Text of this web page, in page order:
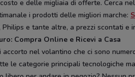
e delle migliaia di offerte. Cerca
i prodotti delle migliori marche:
Philips e tante altre, a prezzi scontati e
Compra Online e Ricevi a Casa
accorto nel volantino che ci sono
le categorie principali tecnologiche